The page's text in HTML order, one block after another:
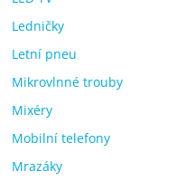
Ledničky
Letní pneu
Mikrovlnné trouby
Mixéry
Mobilní telefony
Mrazáky